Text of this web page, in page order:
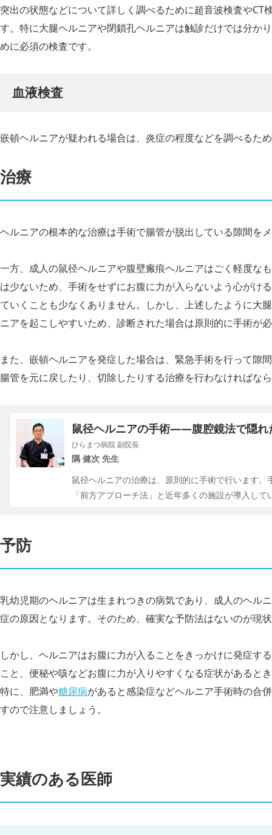
突出の状態などについて詳しく調べるために超音波検査やCT
す。特に大腿ヘルニアや閉鎖孔ヘルニアは触診だけでは分か
めに必須の検査です。
血液検査
嵌頓ヘルニアが疑われる場合は、炎症の程度などを調べるた
治療
ヘルニアの根本的な治療は手術で腸管が脱出している隙間を
一方、成人の鼠径ヘルニアや腹壁瘢痕ヘルニアはごく軽度な
は少ないため、手術をせずにお腹に力が入らないよう心がけ
ていくことも少なくありません。しかし、上述したように大
ニアを起こしやすいため、診断された場合は原則的に手術が
また、嵌頓ヘルニアを発症した場合は、緊急手術を行って隙
腸管を元に戻したり、切除したりする治療を行わなければな
鼠径ヘルニアの手術――​​腹腔鏡法で隠れ
ひらまつ病院 副院長
隅 健次 先生
鼠径ヘルニアの治療は、原則的に手術で行います
「前方アプローチ法」と近年多くの施設が導入して
予防
乳幼児期のヘルニアは生まれつきの病気であり、成人のヘル
症の原因となります。そのため、確実な予防法はないのが現
しかし、ヘルニアはお腹に力が入ることをきっかけに発症す
こと、便秘や咳などお腹に力が入りやすくなる症状があると
特に、肥満や糖尿病があると感染症などヘルニア手術時の合
すので注意しましょう。
実績のある医師